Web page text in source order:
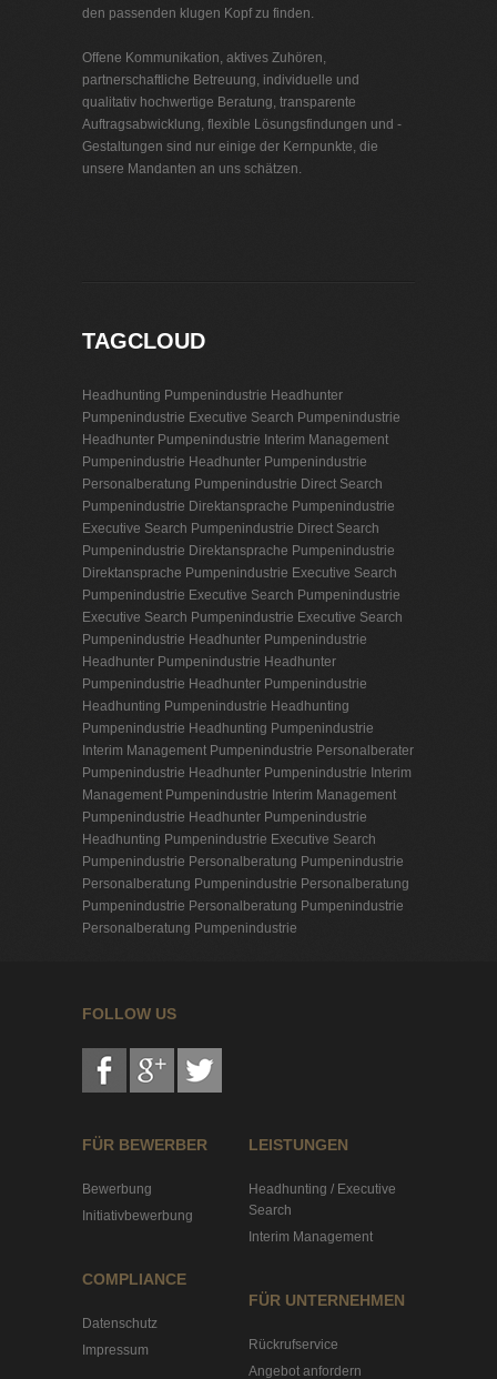
den passenden klugen Kopf zu finden.
Offene Kommunikation, aktives Zuhören,
partnerschaftliche Betreuung, individuelle und
qualitativ hochwertige Beratung, transparente
Auftragsabwicklung, flexible Lösungsfindungen und -
Gestaltungen sind nur einige der Kernpunkte, die
unsere Mandanten an uns schätzen.
TAGCLOUD
Headhunting Pumpenindustrie Headhunter
Pumpenindustrie Executive Search Pumpenindustrie
Headhunter Pumpenindustrie Interim Management
Pumpenindustrie Headhunter Pumpenindustrie
Personalberatung Pumpenindustrie Direct Search
Pumpenindustrie Direktansprache Pumpenindustrie
Executive Search Pumpenindustrie Direct Search
Pumpenindustrie Direktansprache Pumpenindustrie
Direktansprache Pumpenindustrie Executive Search
Pumpenindustrie Executive Search Pumpenindustrie
Executive Search Pumpenindustrie Executive Search
Pumpenindustrie Headhunter Pumpenindustrie
Headhunter Pumpenindustrie Headhunter
Pumpenindustrie Headhunter Pumpenindustrie
Headhunting Pumpenindustrie Headhunting
Pumpenindustrie Headhunting Pumpenindustrie
Interim Management Pumpenindustrie Personalberater
Pumpenindustrie Headhunter Pumpenindustrie Interim
Management Pumpenindustrie Interim Management
Pumpenindustrie Headhunter Pumpenindustrie
Headhunting Pumpenindustrie Executive Search
Pumpenindustrie Personalberatung Pumpenindustrie
Personalberatung Pumpenindustrie Personalberatung
Pumpenindustrie Personalberatung Pumpenindustrie
Personalberatung Pumpenindustrie
FOLLOW US
FÜR BEWERBER
Bewerbung
Initiativbewerbung
COMPLIANCE
Datenschutz
Impressum
LEISTUNGEN
Headhunting / Executive
Search
Interim Management
FÜR UNTERNEHMEN
Rückrufservice
Angebot anfordern